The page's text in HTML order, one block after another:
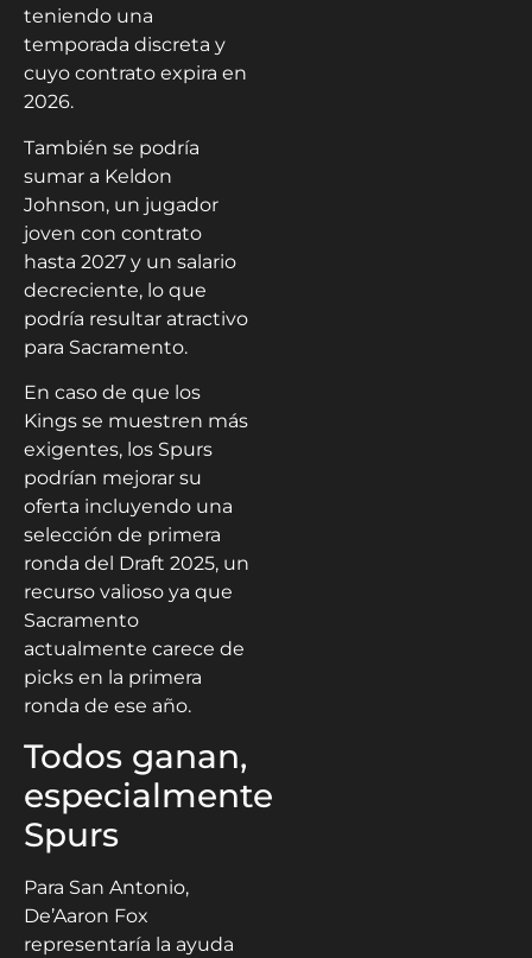
teniendo una
temporada discreta y
cuyo contrato expira en
2026.
También se podría
sumar a Keldon
Johnson, un jugador
joven con contrato
hasta 2027 y un salario
decreciente, lo que
podría resultar atractivo
para Sacramento.
En caso de que los
Kings se muestren más
exigentes, los Spurs
podrían mejorar su
oferta incluyendo una
selección de primera
ronda del Draft 2025, un
recurso valioso ya que
Sacramento
actualmente carece de
picks en la primera
ronda de ese año.
Todos ganan,
especialmente
Spurs
Para San Antonio,
De’Aaron Fox
representaría la ayuda